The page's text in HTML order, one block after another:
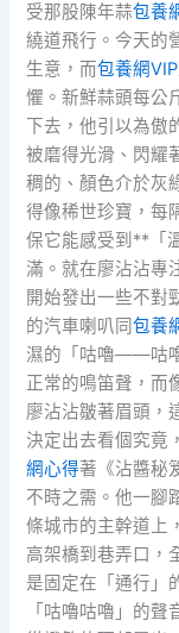
受那股陳年蒜包養
繞道飛行。今天的
生意，而包養網VIP
懼。新鮮蒜頭每公
下去，他引以為傲
被磨得光滑、閃耀
稠的、顏色介於灰
得像稀世珍寶，每
保它能感受到**「
滿。就在廖沾沾專
開始發出一些不對
的汽車喇叭同包養
濕的「咕嚕——咕
正常的鳴笛聲，而
廖沾沾皺著眉頭，
決定出去看個究竟
網心得著《沾醬秘
不時之需。他一腳
條城市的主幹道上
高架橋到巷弄口，
是固定在「通行」
「咕嚕咕嚕」的